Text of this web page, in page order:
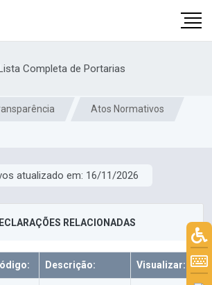
Completa de Portarias
Atos Normativos
atualizado em: 16/11/2026
RELACIONADAS
Descrição: Visualizar: